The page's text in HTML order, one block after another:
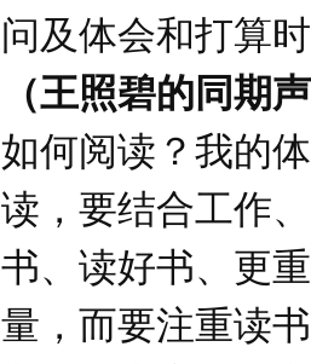
问及体会和打算
（王照碧的同期
如何阅读？我的
读，要结合工作
书、读好书、更
量，而要注重读